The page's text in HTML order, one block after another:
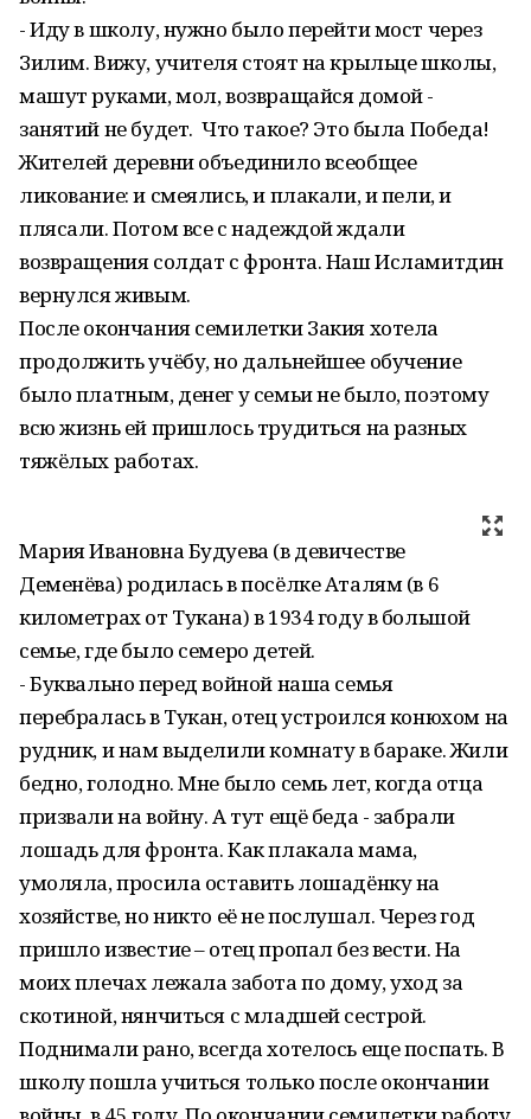
- Иду в школу, нужно было перейти мост через
Зилим. Вижу, учителя стоят на крыльце школы,
машут руками, мол, возвращайся домой -
занятий не будет. Что такое? Это была Победа!
Жителей деревни объединило всеобщее
ликование: и смеялись, и плакали, и пели, и
плясали. Потом все с надеждой ждали
возвращения солдат с фронта. Наш Исламитдин
вернулся живым.
После окончания семилетки Закия хотела
продолжить учёбу, но дальнейшее обучение
было платным, денег у семьи не было, поэтому
всю жизнь ей пришлось трудиться на разных
тяжёлых работах.
Мария Ивановна Будуева (в девичестве
Деменёва) родилась в посёлке Аталям (в 6
километрах от Тукана) в 1934 году в большой
семье, где было семеро детей.
- Буквально перед войной наша семья
перебралась в Тукан, отец устроился конюхом на
рудник, и нам выделили комнату в бараке. Жили
бедно, голодно. Мне было семь лет, когда отца
призвали на войну. А тут ещё беда - забрали
лошадь для фронта. Как плакала мама,
умоляла, просила оставить лошадёнку на
хозяйстве, но никто её не послушал. Через год
пришло известие – отец пропал без вести. На
моих плечах лежала забота по дому, уход за
скотиной, нянчиться с младшей сестрой.
Поднимали рано, всегда хотелось еще поспать. В
школу пошла учиться только после окончании